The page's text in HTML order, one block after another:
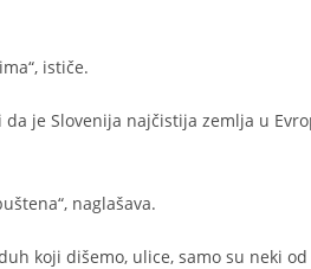
ističe.
je Slovenija najčistija zemlja u
naglašava.
koji dišemo, ulice, samo su neki